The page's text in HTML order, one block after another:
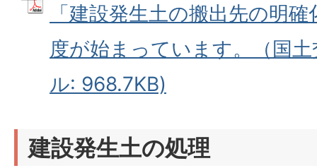
「建設発生土の搬出先の明
度が始まっています。（国
ル: 968.7KB)
建設発生土の処理